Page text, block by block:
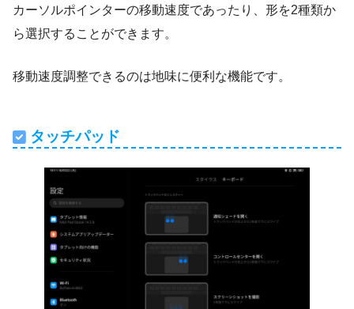
カーソルポインターの移動速度であったり、形を2種類か
ら選択することができます。
移動速度調整できるのは地味に便利な機能です。
タッチパッド